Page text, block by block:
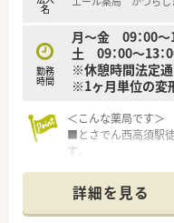
【職場環境と雰囲気】
務に取り組める快適
■最新のレセコンや
を導入し、業務の効
■平均勤続年数が10
名
勤務
時間
月～金 09：00～
土 09：00～13：
※休憩時間法定
※1ヶ月単位の変
＜こんな薬局です＞
■とさでん西高須駅
す。
■業務効率化や正確
（円盤）・二次元バ
■薬剤師2名体制。管
詳細を見る